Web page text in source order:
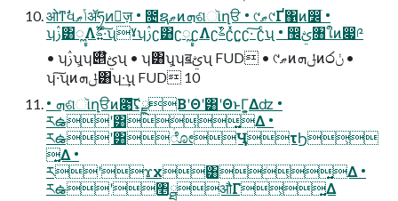
ओͳࣗવݴޠॲཧͷٕज़ • ೔ຊޠͷܗଶૉղੳ • ୯ޠ୯Ґ΁ͷ෼ׂ •
ʮࢲ͸ೣΛࣂ͍ͬͯ·ͨ͠ʯˠʮࢲʗ͸ʗೣʗΛʗࣂͬʗͯʗ͍ʗ·͠ ʗͨʯ • ඼ࢺ৘ใͷ෇༩
• ʮࢲʯ͕ʮ୅໊ࢺʯ • ʮ͸ʯ͕ʮॿࢺʯ FUD • ୯ޠͷݪܗͷ෮ݩ •
ʮ·͠ʯͷݪܗ͸ʮ·͢ʯ FUD 10
• ܗଶૉղੳͷ೉͠͞ʢྫ͏ΒʹΘʹ͸ʹΘͱΓ͕͍Δʣ •
ཪఉʹ͸ܲ͕͍Δ •
ཪఉʹ͸ೋӋτϦ͕
͍Δ •
ཪʹϫχ͸ܲ͕͍Δ •
ཪఉʹ৥ྠऔΓ͕͍Δ